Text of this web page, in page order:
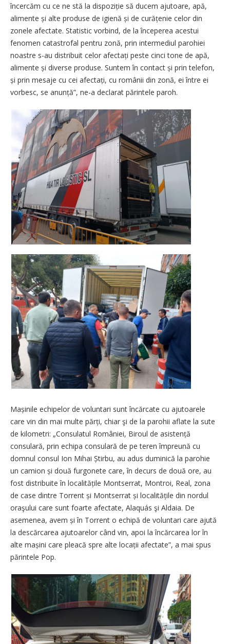
încercăm cu ce ne stă la dispoziție să ducem ajutoare, apă,
alimente și alte produse de igienă și de cură­țenie celor din
zonele afectate. Statistic vorbind, de la începerea acestui
fenomen catastrofal pentru zonă, prin intermediul parohiei
noastre s-au distribuit celor afectați peste cinci tone de apă,
alimente și diverse produse. Suntem în contact și prin telefon,
și prin mesaje cu cei afectați, cu românii din zonă, ei între ei
vorbesc, se anunță”, ne-a declarat părintele paroh.
Mașinile echipelor de voluntari sunt încărcate cu ajutoarele
care vin din mai multe părți, chiar şi de la parohii aflate la sute
de kilometri: „Consulatul României, Biroul de asistență
consulară, prin echipa consulară de pe teren împreună cu
domnul consul Ion Mihai Știrbu, au adus duminică la parohie
un camion și două furgonete care, în decurs de două ore, au
fost distribuite în localitățile Montserrat, Montroi, Real, zona
de case dintre Torrent și Montserrat și localitățile din nordul
oraşului care sunt foarte afectate, Alaquás şi Aldaia. De
asemenea, avem și în Torrent o echipă de voluntari care ajută
la descărcarea ajutoarelor când vin, apoi la încărcarea lor în
alte mașini care pleacă spre alte locații afectate”, a mai spus
părintele Pop.